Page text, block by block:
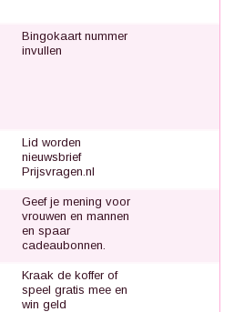
Bingokaart nummer
invullen
Lid worden
nieuwsbrief
Prijsvragen.nl
Geef je mening voor
vrouwen en mannen
en spaar
cadeaubonnen.
Kraak de koffer of
speel gratis mee en
win geld